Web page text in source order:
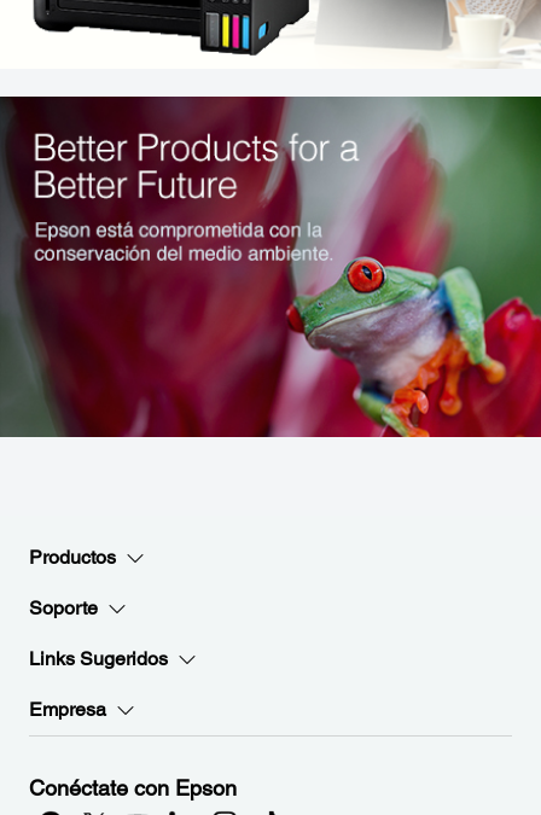
Productos
Soporte
Links Sugeridos
Empresa
Conéctate con Epson